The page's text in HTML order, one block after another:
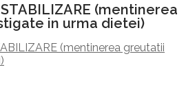
STABILIZARE (mentinerea
in urma dietei)